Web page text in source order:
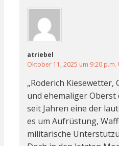
atriebel
Oktober 11, 2025 um 9:20 p.m.
„Roderich
und ehemaliger
seit Jahren eine der
es um Aufrüstung,
militärische